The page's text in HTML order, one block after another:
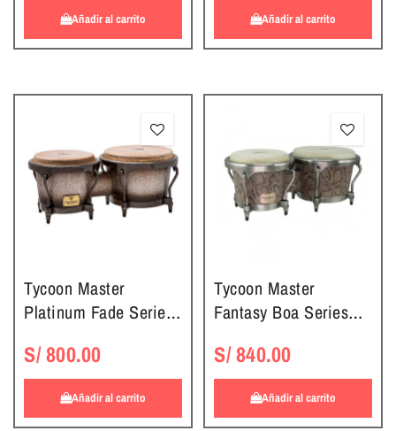
Añadir al carrito Añadir al carrito
Tycoon Master
Platinum Fade Series
S/ 800.00
Añadir al carrito
Tycoon Master
Fantasy Boa Series
S/ 840.00
Añadir al carrito